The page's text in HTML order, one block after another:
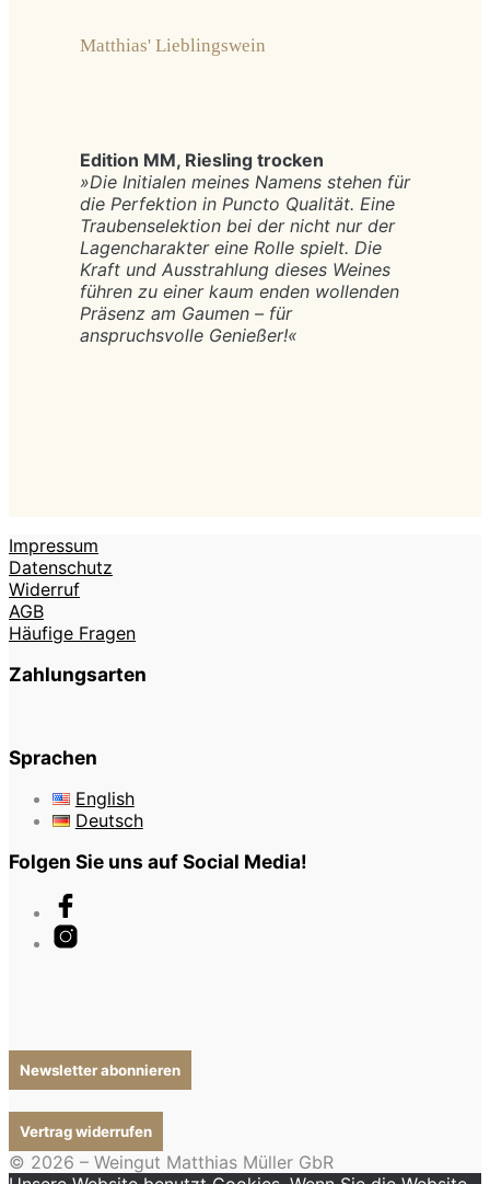
Matthias' Lieblingswein
Edition MM, Riesling trocken
»Die Initialen meines Namens stehen für
die Perfektion in Puncto Qualität. Eine
Traubenselektion bei der nicht nur der
Lagencharakter eine Rolle spielt. Die
Kraft und Ausstrahlung dieses Weines
führen zu einer kaum enden wollenden
Präsenz am Gaumen – für
anspruchsvolle Genießer!«
Impressum
Datenschutz
Widerruf
AGB
Häufige Fragen
Zahlungsarten
Sprachen
English
Deutsch
Folgen Sie uns auf Social Media!
Newsletter abonnieren
Vertrag widerrufen
© 2026 – Weingut Matthias Müller GbR